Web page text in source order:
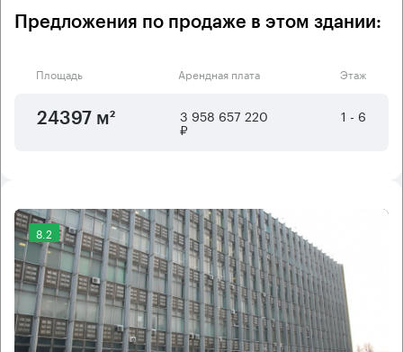
Предложения по продаже в этом здании:
Площадь Арендная плата Этаж
24397 м² 3 958 657 220
₽
1 - 6
8.2